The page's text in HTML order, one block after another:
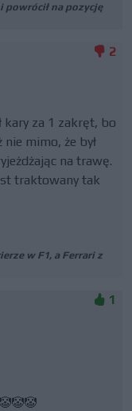
powrócił na pozycję
2
kary za 1 zakręt, bo
mimo, że był
na trawę.
traktowany tak
w F1, a Ferrari z
1